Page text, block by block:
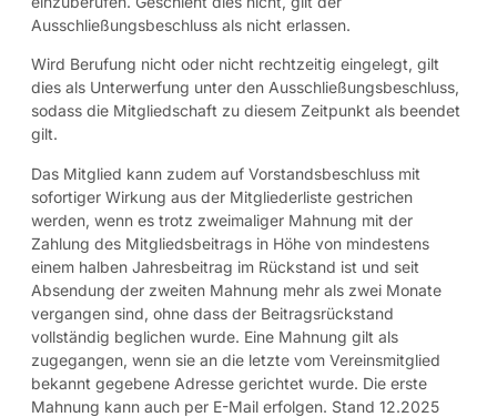
Ausschließungsbeschluss als nicht erlassen.
Wird Berufung nicht oder nicht rechtzeitig eingelegt, gilt
dies als Unterwerfung unter den Ausschließungsbeschluss,
sodass die Mitgliedschaft zu diesem Zeitpunkt als beendet
gilt.
Das Mitglied kann zudem auf Vorstandsbeschluss mit
sofortiger Wirkung aus der Mitgliederliste gestrichen
werden, wenn es trotz zweimaliger Mahnung mit der
Zahlung des Mitgliedsbeitrags in Höhe von mindestens
einem halben Jahresbeitrag im Rückstand ist und seit
Absendung der zweiten Mahnung mehr als zwei Monate
vergangen sind, ohne dass der Beitragsrückstand
vollständig beglichen wurde. Eine Mahnung gilt als
zugegangen, wenn sie an die letzte vom Vereinsmitglied
bekannt gegebene Adresse gerichtet wurde. Die erste
Mahnung kann auch per E-Mail erfolgen. Stand 12.2025